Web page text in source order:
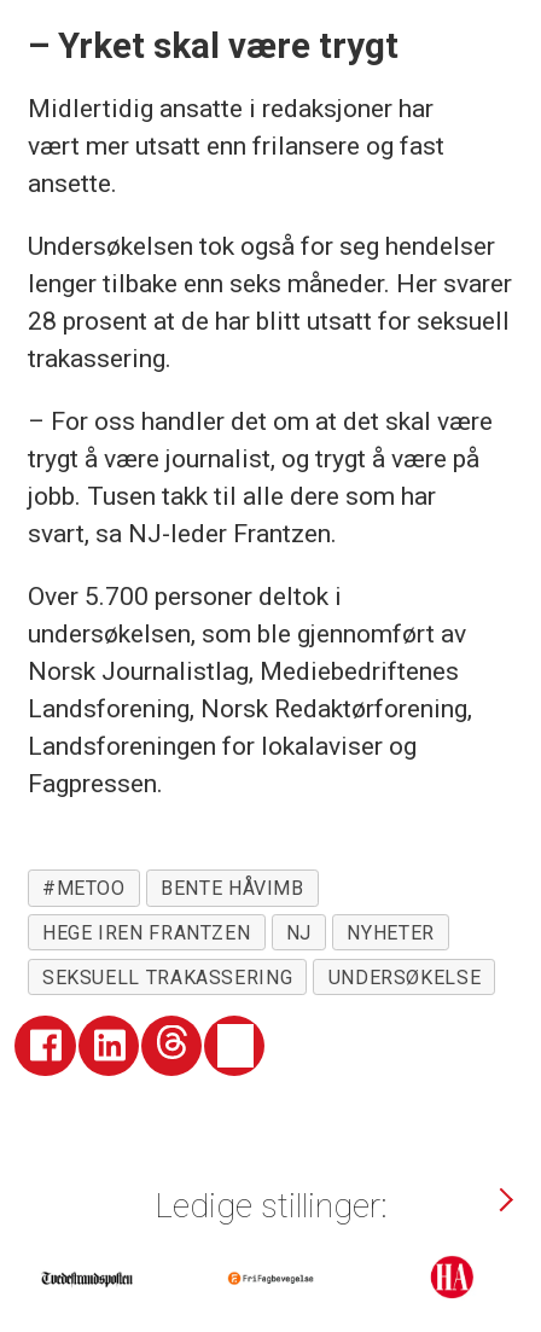
– Yrket skal være trygt
Midlertidig ansatte i redaksjoner har
vært mer utsatt enn frilansere og fast
ansette.
Undersøkelsen tok også for seg hendelser
lenger tilbake enn seks måneder. Her svarer
28 prosent at de har blitt utsatt for seksuell
trakassering.
– For oss handler det om at det skal være
trygt å være journalist, og trygt å være på
jobb. Tusen takk til alle dere som har
svart, sa NJ-leder Frantzen.
Over 5.700 personer deltok i
undersøkelsen, som ble gjennomført av
Norsk Journalistlag, Mediebedriftenes
Landsforening, Norsk Redaktørforening,
Landsforeningen for lokalaviser og
Fagpressen.
#METOO
BENTE HÅVIMB
HEGE IREN FRANTZEN
NJ
NYHETER
SEKSUELL TRAKASSERING
UNDERSØKELSE
Ledige stillinger: